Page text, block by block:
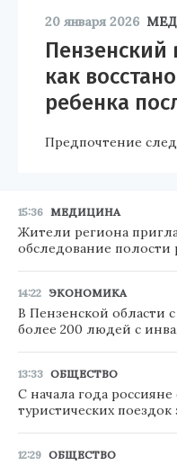
20 января 2026
Пензенский
как
ребенка
Предпочтение
15:36 МЕДИЦИНА
Жители региона
обследование полости
14:22 ЭКОНОМИКА
В Пензенской области
более 200 людей с
13:33 ОБЩЕСТВО
С начала года
туристических поездок
12:29 ОБЩЕСТВО